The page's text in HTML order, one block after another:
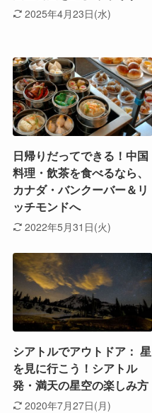
2025年4月23日(水)
日帰りだってできる！中国
料理・飲茶を食べるなら、
カナダ・バンクーバー＆リ
ッチモンドへ
2022年5月31日(火)
シアトルでアウトドア： 星
を見に行こう！シアトル
発・満天の星空の楽しみ方
2020年7月27日(月)